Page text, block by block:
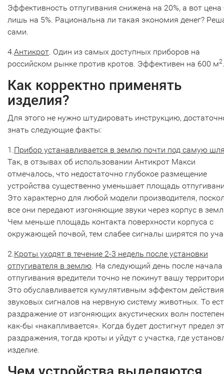
Эффективность отпугивания снижена на 20%, а вот
лишь на 5%. Рациональна ли такая экономия денег?
сами.
4.Антикрот. Один из самых доступных приборов на
российском рынке против кротов. Эффективен на 600 м2.
Как корректно применять
изделия?
Для этого не нужно штудировать инструкцию,
знать следующие факты:
1.Прибор устанавливается в землю почти под самую
Так, в отзывах об использовании Антикрот Макси
отмечалось, что недостаточно глубокое размещение
устройства существенно уменьшает площадь
Это характерно для любой модели производителя,
все они передают изгоняющие звуки через корпус в
Чем меньше площадь контакта поверхности корпуса с
окружающей почвой, тем слабее сигналы ширятся по
2.Кроты уходят в течение 2-3 недель после установки
отпугивателя в землю. На следующий день после начала
отпугивания вредители точно не покинут вашу
Это обуславливается кумулятивным эффектом действия
звуковых сигналов на нервную систему животных. То
раздражение от изгоняющих акустических волн
как-бы «накапливается». Когда будет достигнут предел
раздражения, тогда кроты и уйдут с участка, где
изделие.